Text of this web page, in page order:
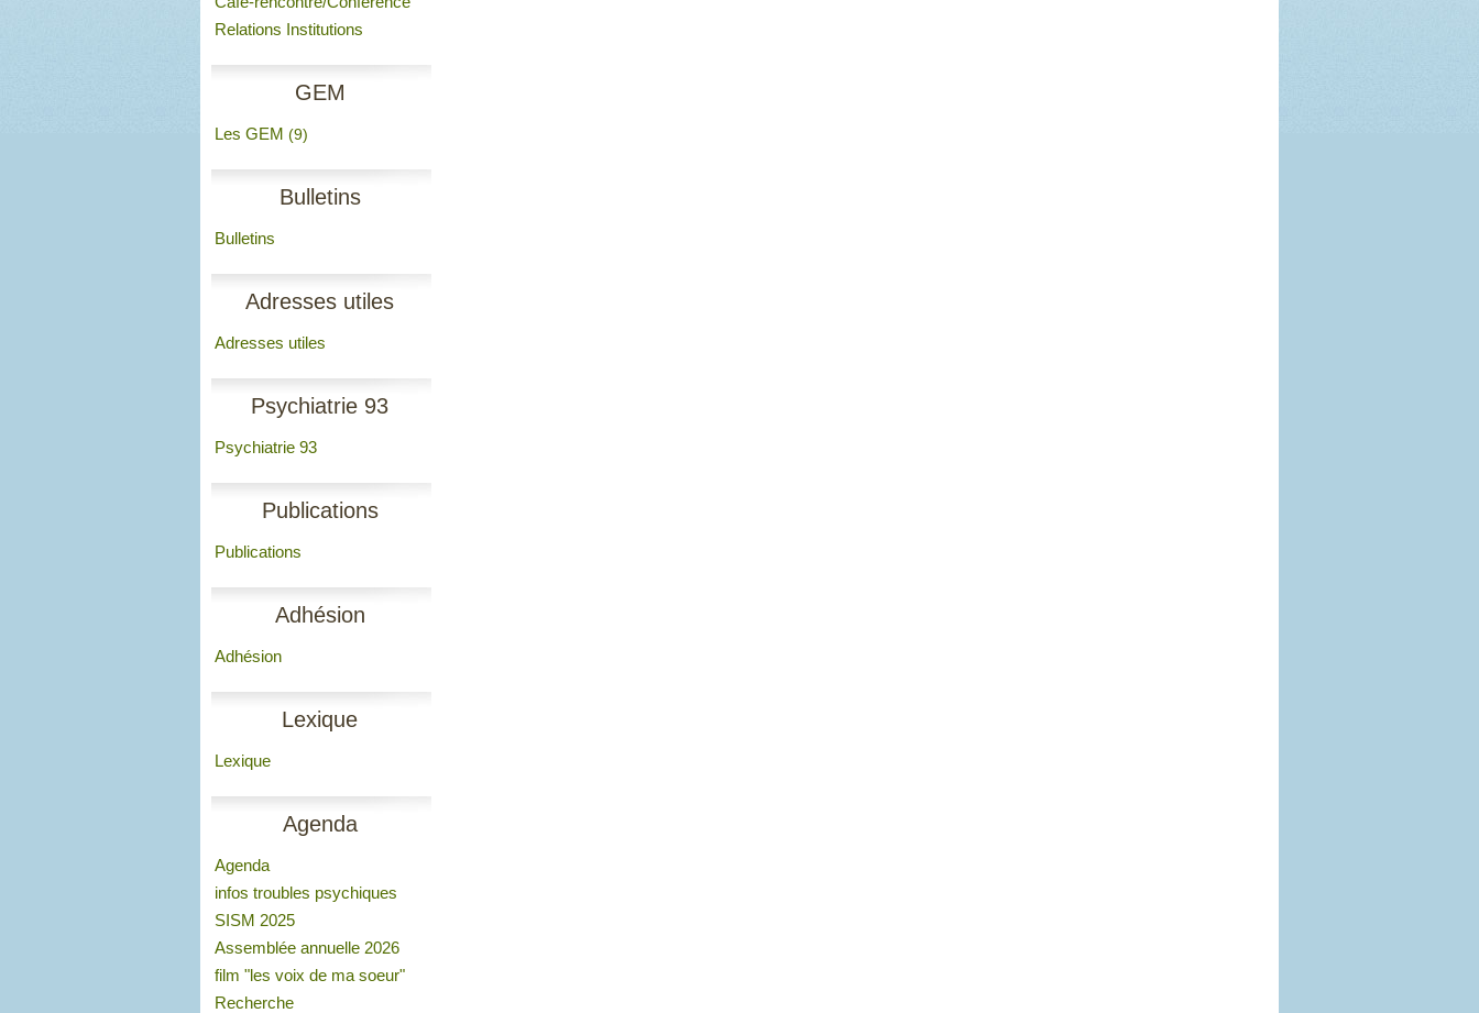
Relations Institutions
GEM
Les GEM (9)
Bulletins
Bulletins
Adresses utiles
Adresses utiles
Psychiatrie 93
Psychiatrie 93
Publications
Publications
Adhésion
Adhésion
Lexique
Lexique
Agenda
Agenda
infos troubles psychiques
SISM 2025
Assemblée annuelle 2026
film "les voix de ma soeur"
Recherche